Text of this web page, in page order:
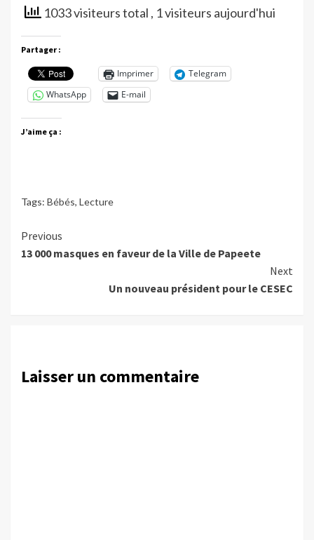
1033 visiteurs total , 1 visiteurs aujourd'hui
Partager :
Imprimer
Telegram
WhatsApp
E-mail
J’aime ça :
Tags: Bébés, Lecture
Continue
Reading
Previous
13 000 masques en faveur de la Ville de Papeete
Next
Un nouveau président pour le CESEC
Laisser un commentaire